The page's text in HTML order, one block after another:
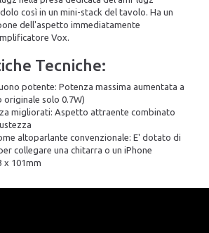
così in un mini-stack del tavolo. Ha un
dell'aspetto immediatamente
Vox.
Tecniche:
potente: Potenza massima aumentata a
originale solo 0.7W)
migliorati: Aspetto attraente combinato
altoparlante convenzionale: E' dotato di
collegare una chitarra o un iPhone
x 101mm